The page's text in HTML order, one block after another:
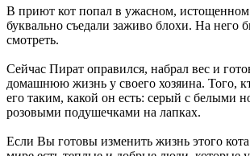
В приют кот попал в ужасном, истощенном
буквально съедали заживо блохи. На него
смотреть.
Сейчас Пират оправился, набрал вес и
домашнюю жизнь у своего хозяина. Того,
его таким, какой он есть: серый с белыми
розовыми подушечками на лапках.
Если Вы готовы изменить жизнь этого кота